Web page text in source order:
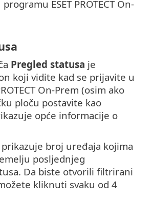
ESET PROTECT On-
Pregled statusa je
koji vidite kad se prijavite u
On-Prem (osim ako
ploču postavite kao
opće informacije o
prikazuje broj uređaja kojima
posljednjeg
Da biste otvorili filtrirani
kliknuti svaku od 4